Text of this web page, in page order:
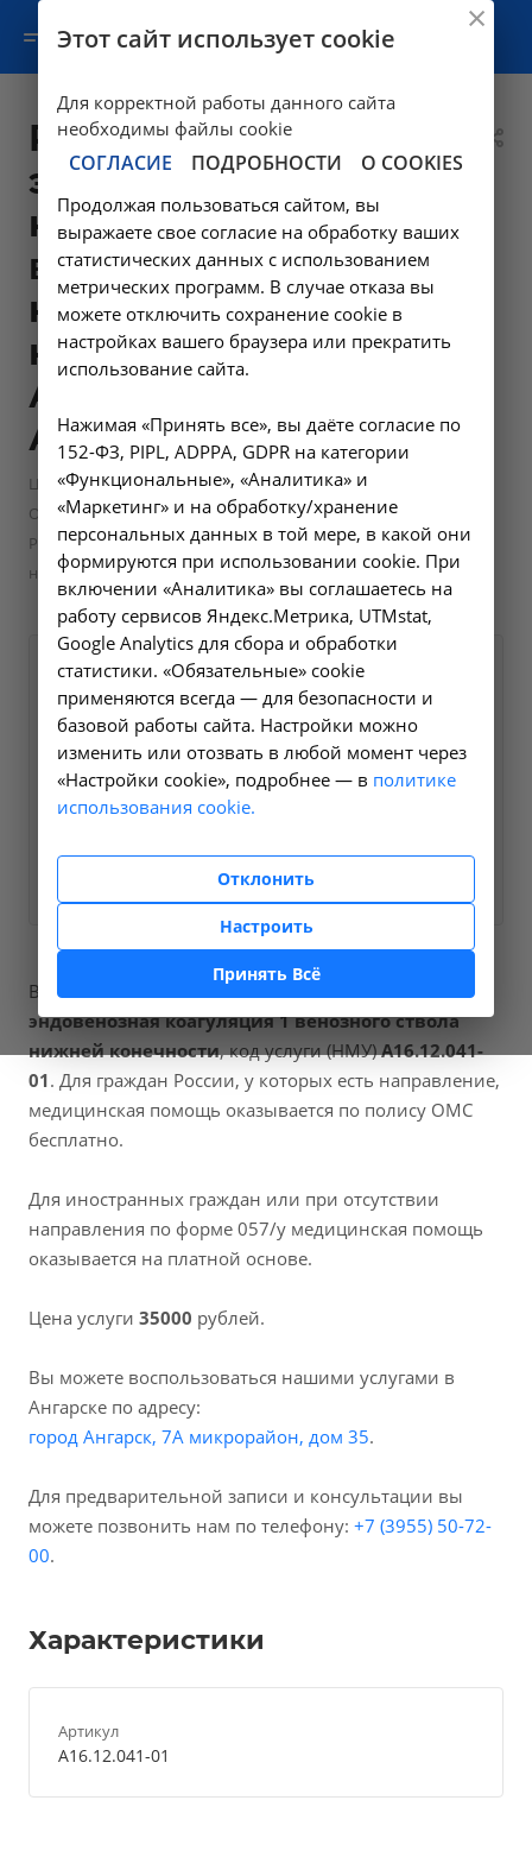
Радиочастотная
эндовенозная
коагуляция 1
венозного ствола
нижней
конечности -
А16.12.041-01 в
Ангарске
Цены в Ангарске —
Операции и манипуляции сосудистого хирурга —
Радиочастотная эндовенозная коагуляция 1 венозного ствола
нижней конечности - А16.12.041-01 в Ангарске
Оформите заявку на сайте,
мы свяжемся с вами в
ближайшее время и
ответим на все
интересующие вопросы.
В наших клиниках мы проводим
радиочастотная
эндовенозная коагуляция 1 венозного ствола
нижней конечности, код услуги (НМУ)А16.12.041-
01. Для граждан России, у которых есть направление,
медицинская помощь оказывается по полису ОМС
бесплатно.
Для иностранных граждан или при отсутствии
направления по форме 057/у медицинская помощь
оказывается на платной основе.
Цена услуги 35000 рублей.
Вы можете воспользоваться нашими услугами в
Ангарске по адресу:
город Ангарск, 7А микрорайон, дом 35.
Для предварительной записи и консультации вы
можете позвонить нам по телефону: +7 (3955) 50-72-
00.
Характеристики
Артикул
А16.12.041-01
Этот сайт использует cookie
Для корректной работы данного сайта
необходимы файлы cookie
СОГЛАСИЕ ПОДРОБНОСТИ О COOKIES
Продолжая пользоваться сайтом, вы
выражаете свое согласие на обработку ваших
статистических данных с использованием
метрических программ. В случае отказа вы
можете отключить сохранение cookie в
настройках вашего браузера или прекратить
использование сайта.
Нажимая «Принять все», вы даёте согласие по
152-ФЗ, PIPL, ADPPA, GDPR на категории
«Функциональные», «Аналитика» и
«Маркетинг» и на обработку/хранение
персональных данных в той мере, в какой они
формируются при использовании cookie. При
включении «Аналитика» вы соглашаетесь на
работу сервисов Яндекс.Метрика, UTMstat,
Google Analytics для сбора и обработки
статистики. «Обязательные» cookie
применяются всегда — для безопасности и
базовой работы сайта. Настройки можно
изменить или отозвать в любой момент через
«Настройки cookie», подробнее — в политике
использования cookie.
Отклонить
Настроить
Принять Всё